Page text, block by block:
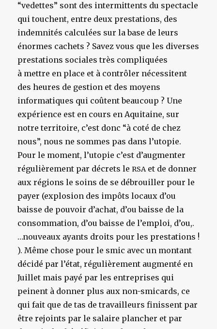
“vedettes” sont des intermittents du spectacle
qui touchent, entre deux prestations, des
indemnités calculées sur la base de leurs
énormes cachets ? Savez vous que les diverses
prestations sociales très compliquées
à mettre en place et à contrôler nécessitent
des heures de gestion et des moyens
informatiques qui coûtent beaucoup ? Une
expérience est en cours en Aquitaine, sur
notre territoire, c’est donc “à coté de chez
nous”, nous ne sommes pas dans l’utopie.
Pour le moment, l’utopie c’est d’augmenter
régulièrement par décrets le RSAet de donner
aux régions le soins de se débrouiller pour le
payer (explosion des impôts locaux d’ou
baisse de pouvoir d’achat, d’ou baisse de la
consommation, d’ou baisse de l’emploi, d’ou,.
…nouveaux ayants droits pour les prestations !
). Même chose pour le smic avec un montant
décidé par l’état, régulièrement augmenté en
Juillet mais payé par les entreprises qui
peinent à donner plus aux non-smicards, ce
qui fait que de tas de travailleurs finissent par
être rejoints par le salaire plancher et par